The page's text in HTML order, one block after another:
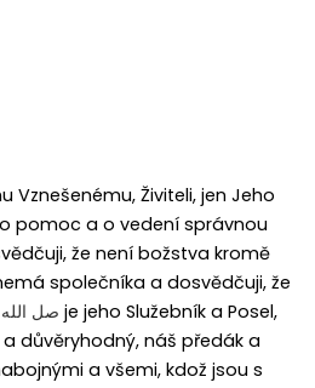
Vznešenému, Živiteli, jen Jeho
pomoc a o vedení správnou
že není božstva kromě
společníka a dosvědčuji, že
صل je jeho Služebník a Posel,
důvěryhodný, náš předák a
a všemi, kdož jsou s